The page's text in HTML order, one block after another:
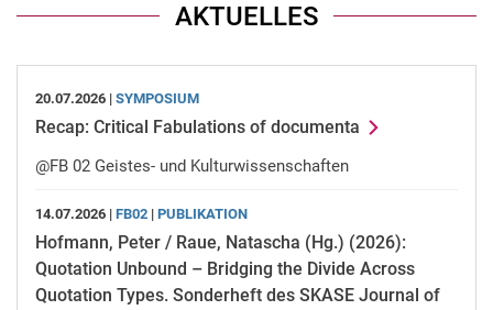
AKTUELLES
20.07.2026 | SYMPOSIUM
Recap: Critical Fabulations of documenta
@FB 02 Geistes- und Kulturwissenschaften
14.07.2026 | FB02 | PUBLIKATION
Hofmann, Peter / Raue, Natascha (Hg.) (2026):
Quotation Unbound – Bridging the Divide Across
Quotation Types. Sonderheft des SKASE Journal of